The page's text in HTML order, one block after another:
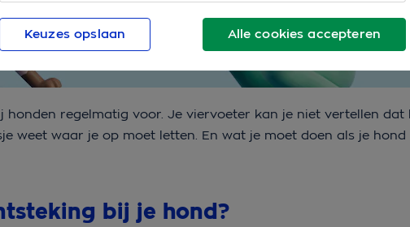
regelmatig voor. Je viervoeter kan je niet vertellen dat
weet waar je op moet letten. En wat je moet doen als je hond
bij je hond?
Alle cookies accepteren
Keuzes opslaan